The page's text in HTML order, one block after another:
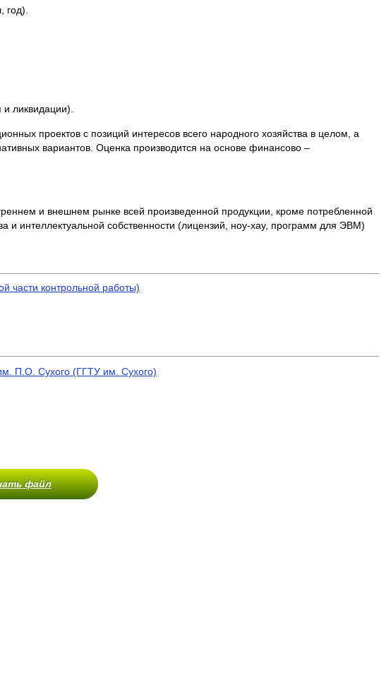
год).
ликвидации).
проектов с позиций интересов всего народного хозяйства в целом, а
вариантов. Оценка производится на основе финансово –
и внешнем рынке всей произведенной продукции, кроме потребленной
интеллектуальной собственности (лицензий, ноу-хау, программ для ЭВМ)
части контрольной работы)
П.О. Сухого (ГГТУ им. Сухого)
файл